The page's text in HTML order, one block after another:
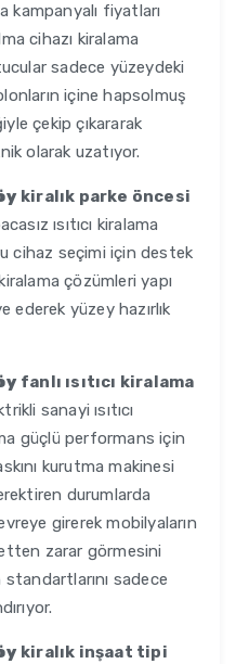
kampanyalı fiyatları
cihazı kiralama
sadece yüzeydeki
içine hapsolmuş
çekip çıkararak
olarak uzatıyor.
kiralık parke öncesi
ısıtıcı kiralama
cihaz seçimi için destek
çözümleri yapı
yüzey hazırlık
fanlı ısıtıcı kiralama
sanayi ısıtıcı
güçlü performans için
kurutma makinesi
durumlarda
girerek mobilyaların
zarar görmesini
sadece
kiralık inşaat tipi